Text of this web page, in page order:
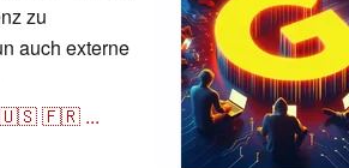
zu
auch externe
🇺🇸🇫🇷 ...